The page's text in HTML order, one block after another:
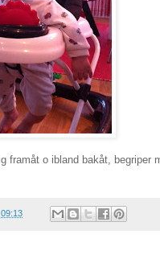
framåt o ibland bakåt,
09:13